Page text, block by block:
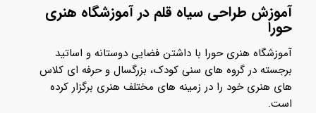
آموزش طراحی سیاه قلم در آموزشگاه هنری
حورا
آموزشگاه هنری حورا با داشتن فضایی دوستانه و اساتید
برجسته در گروه های سنی کودک، بزرگسال و حرفه ای کلاس
های هنری خود را در زمینه های مختلف هنری برگزار کرده
است.